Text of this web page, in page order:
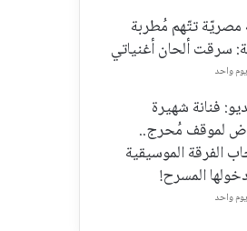
مصريّة تتّهم مُطربة
سرقت ألحان أغنياتي
واحد
فنانة شهيرة
لموقف مُحرج..
الفرقة الموسيقية
المسرح!
واحد